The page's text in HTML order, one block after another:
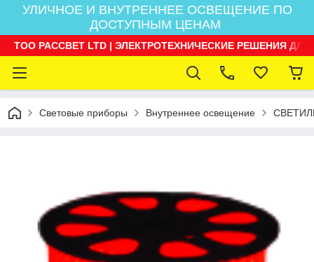
УЛИЧНОЕ И ВНУТРЕННЕЕ ОСВЕЩЕНИЕ ПО
ДОСТУПНЫМ ЦЕНАМ
ТОО РАССВЕТ LTD | ЭЛЕКТРОТЕХНИЧЕСКИЕ РЕШЕНИЯ
Световые приборы Внутреннее освещение